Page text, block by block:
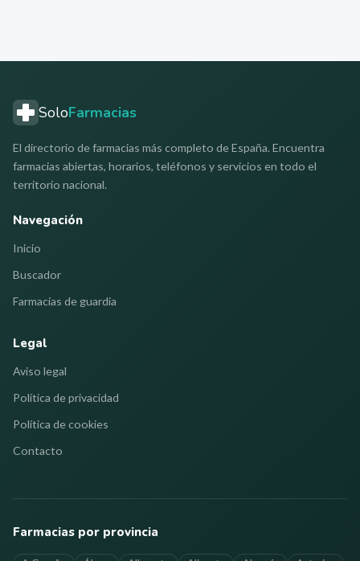
SoloFarmacias
El directorio de farmacias más completo de España. Encuentra
farmacias abiertas, horarios, teléfonos y servicios en todo el
territorio nacional.
Navegación
Inicio
Buscador
Farmacias de guardia
Legal
Aviso legal
Política de privacidad
Política de cookies
Contacto
Farmacias por provincia